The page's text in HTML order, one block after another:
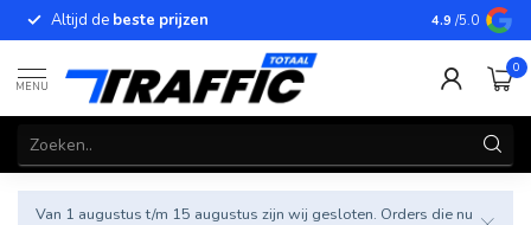
Altijd de beste prijzen Betrouwbare
4.9 /5.0
MENU
0
Van 1 augustus t/m 15 augustus zijn wij gesloten. Orders die nu